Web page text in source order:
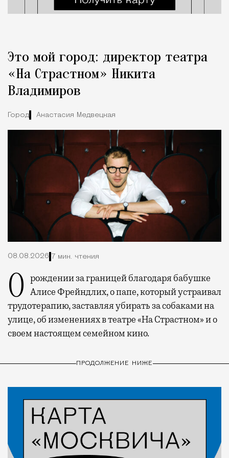
Это мой город: директор театра
«На Страстном» Никита
Владимиров
Город Анастасия Медвецкая
08.08.2026 7 мин. чтения
О рождении за границей благодаря бабушке Алисе Фрейндлих, о папе, который устраивал
трудотерапию, заставляя убирать за собаками на
улице, об изменениях в театре «На Страстном» и о
своем настоящем семейном кино.
ПРОДОЛЖЕНИЕ НИЖЕ